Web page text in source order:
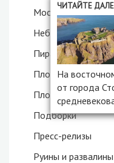
Мосты
Небоскрёбы
Пирамиды
Плотины
Площади
Подборки
Пресс-релизы
Руины и развалины
ЧИТАЙТЕ
На
от города